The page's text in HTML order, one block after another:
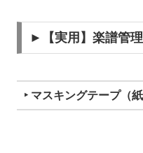
►【実用】楽譜管
‣ マスキングテープ（